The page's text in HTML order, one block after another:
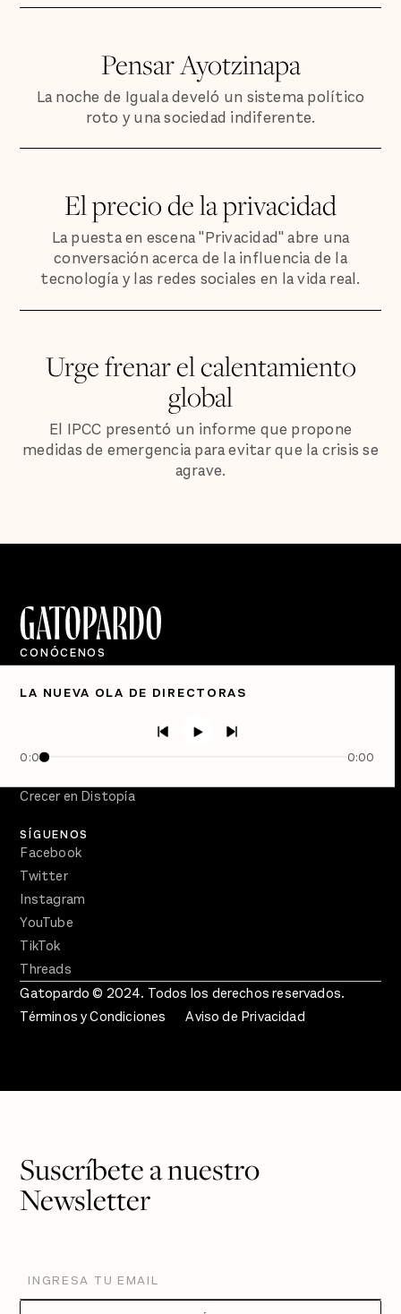
Pensar Ayotzinapa
La noche de Iguala develó un sistema político
roto y una sociedad indiferente.
El precio de la privacidad
La puesta en escena "Privacidad" abre una
conversación acerca de la influencia de la
tecnología y las redes sociales en la vida real.
Urge frenar el calentamiento
global
El IPCC presentó un informe que propone
medidas de emergencia para evitar que la crisis se
agrave.
LA NUEVA OLA DE DIRECTORAS
0:00 0:00
CONÓCENOS
Quiénes Somos
Directorio
Semanario Gatopardo
Crecer en Distopía
SÍGUENOS
Facebook
Twitter
Instagram
YouTube
TikTok
Threads
Gatopardo © 2024. Todos los derechos reservados.
Términos y Condiciones
Aviso de Privacidad
Suscríbete a nuestro
Newsletter